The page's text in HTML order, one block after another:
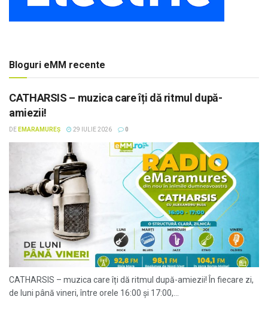
Bloguri eMM recente
CATHARSIS – muzica care îți dă ritmul după-
amiezii!
DE EMARAMUREȘ 29 IULIE 2026 0
CATHARSIS – muzica care îți dă ritmul după-amiezii! În fiecare zi,
de luni până vineri, între orele 16:00 și 17:00,...